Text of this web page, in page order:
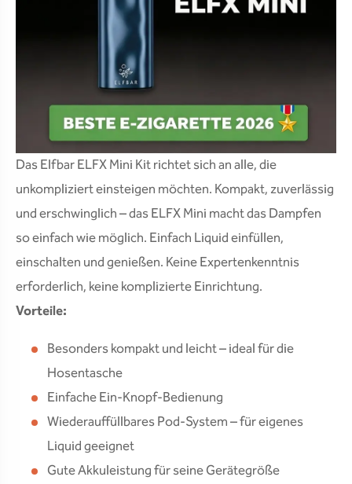
Das Elfbar ELFX Mini Kit richtet sich an alle, die
unkompliziert einsteigen möchten. Kompakt, zuverlässig
und erschwinglich – das ELFX Mini macht das Dampfen
so einfach wie möglich. Einfach Liquid einfüllen,
einschalten und genießen. Keine Expertenkenntnis
erforderlich, keine komplizierte Einrichtung.
Vorteile:
Besonders kompakt und leicht – ideal für die
Hosentasche
Einfache Ein-Knopf-Bedienung
Wiederauffüllbares Pod-System – für eigenes
Liquid geeignet
Gute Akkuleistung für seine Gerätegröße